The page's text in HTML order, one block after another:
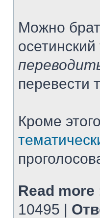
Можно
перевести
Кроме
Read more
10495 |